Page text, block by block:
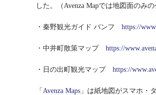
した。（Avenza Mapでは地図面のみ
・秦野観光ガイド パンフ https://
・中井町散策マップ https://
・日の出町観光マップ https://
「 Avenza Maps 」は紙地図がスマホ・